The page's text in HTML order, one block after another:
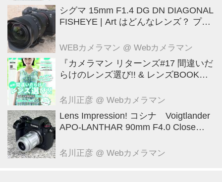
シグマ 15mm F1.4 DG DN DIAGONAL
FISHEYE | Art はどんなレンズ？ プロ
WEBカメラマン @ Webカメラマン
『カメラマン リターンズ#17 間違いだ
らけのレンズ選び!! & レンズBOOK
名川正彦 @ Webカメラマン
Lens Impression! コシナ Voigtlander
APO-LANTHAR 90mm F4.0 Close
（税込） ●マウント:ベッサM ●photo
名川正彦 @ Webカメラマン